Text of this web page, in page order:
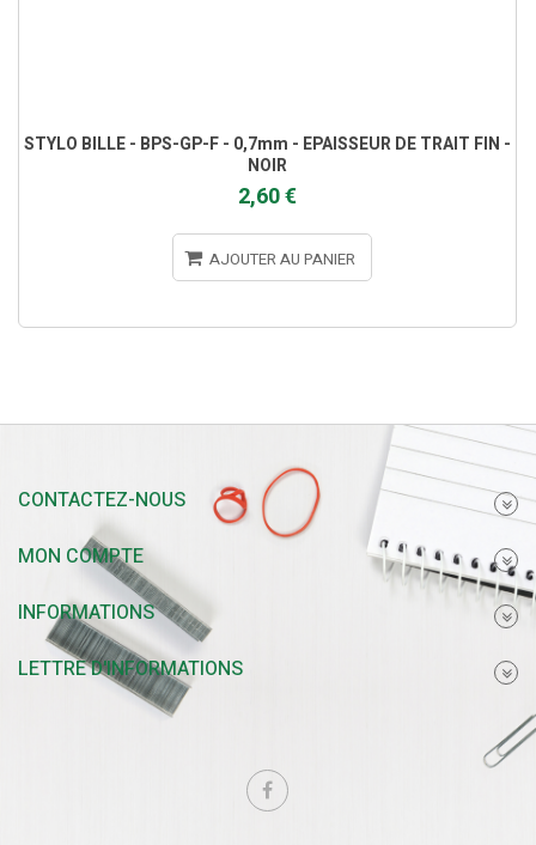
STYLO BILLE - BPS-GP-F - 0,7mm - EPAISSEUR DE TRAIT FIN -
NOIR
2,60 €
AJOUTER AU PANIER
CONTACTEZ-NOUS
MON COMPTE
INFORMATIONS
LETTRE D'INFORMATIONS